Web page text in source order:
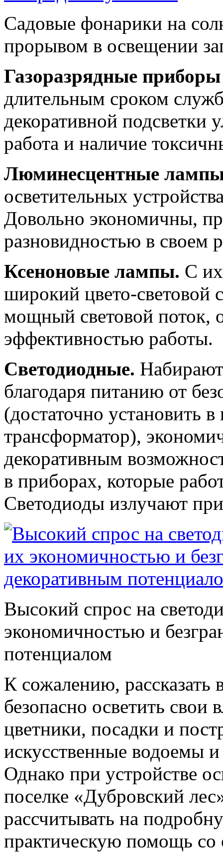
Садовые фонарики на
прорывом в освещении
Газоразрядные приборы
длительным сроком
декоративной
работа и наличие
Люминесцентные
осветительных
Довольно экономичны,
разновидностью в своем
Ксеноновые лампы. С
широкий цвето-световой
мощный световой поток,
эффективностью работы.
Светодиодные.
благодаря питанию от
(достаточно установить
трансформатор),
декоративным
в приборах, которые
Светодиоды излучают
Высокий спрос на
экономичностью и
потенциалом
К сожалению, рассказать
безопасно осветить
цветники, посадки и
искусственные водоемы
Однако при устройстве
поселке «Дубровский
рассчитывать на
практическую помощь